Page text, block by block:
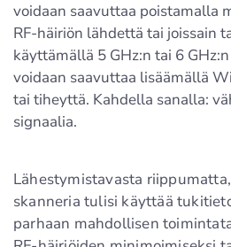
voidaan saavuttaa poistamalla
RF-häiriön lähdettä tai joissain
käyttämällä 5 GHz:n tai 6
voidaan saavuttaa lisäämällä
tai tiheyttä. Kahdella sanalla:
signaalia.
Lähestymistavasta
skanneria tulisi käyttää
parhaan mahdollisen